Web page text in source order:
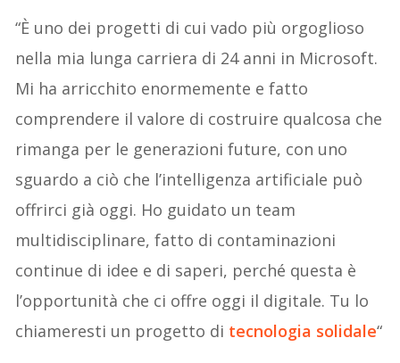
“È uno dei progetti di cui vado più orgoglioso
nella mia lunga carriera di 24 anni in Microsoft.
Mi ha arricchito enormemente e fatto
comprendere il valore di costruire qualcosa che
rimanga per le generazioni future, con uno
sguardo a ciò che l’intelligenza artificiale può
offrirci già oggi. Ho guidato un team
multidisciplinare, fatto di contaminazioni
continue di idee e di saperi, perché questa è
l’opportunità che ci offre oggi il digitale. Tu lo
chiameresti un progetto di tecnologia solidale“